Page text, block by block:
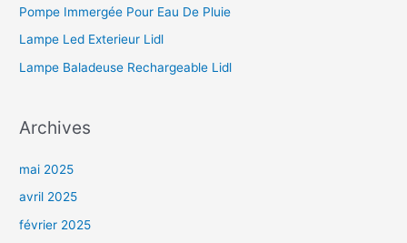
Pompe Immergée Pour Eau De Pluie
Lampe Led Exterieur Lidl
Lampe Baladeuse Rechargeable Lidl
Archives
mai 2025
avril 2025
février 2025